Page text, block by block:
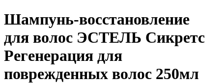
Шампунь-восстановление
для волос ЭСТЕЛЬ Сикретс
Регенерация для
поврежденных волос 250мл